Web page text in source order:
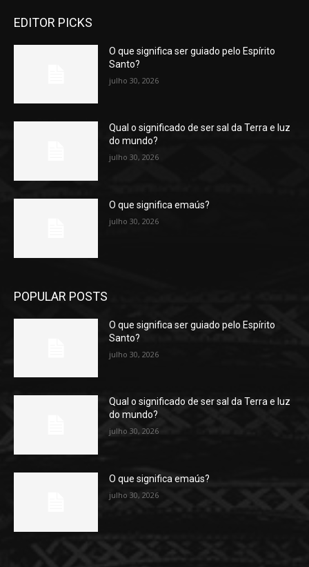
EDITOR PICKS
O que significa ser guiado pelo Espírito
Santo?
julho 30, 2026
Qual o significado de ser sal da Terra e luz
do mundo?
julho 30, 2026
O que significa emaús?
julho 30, 2026
POPULAR POSTS
O que significa ser guiado pelo Espírito
Santo?
julho 30, 2026
Qual o significado de ser sal da Terra e luz
do mundo?
julho 30, 2026
O que significa emaús?
julho 30, 2026